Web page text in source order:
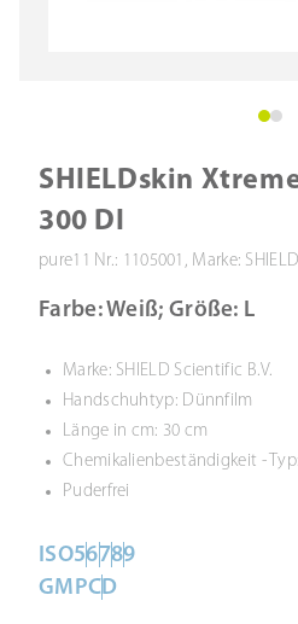
SHIELDskin
300 DI
pure11 Nr.: 1105001, Marke:
Farbe: Weiß; Größe: L
Marke: SHIELD Scientific B.V.
Handschuhtyp: Dünnfilm
Länge in cm: 30 cm
Chemikalienbeständigkeit -
Puderfrei
ISO56789
GMPCD